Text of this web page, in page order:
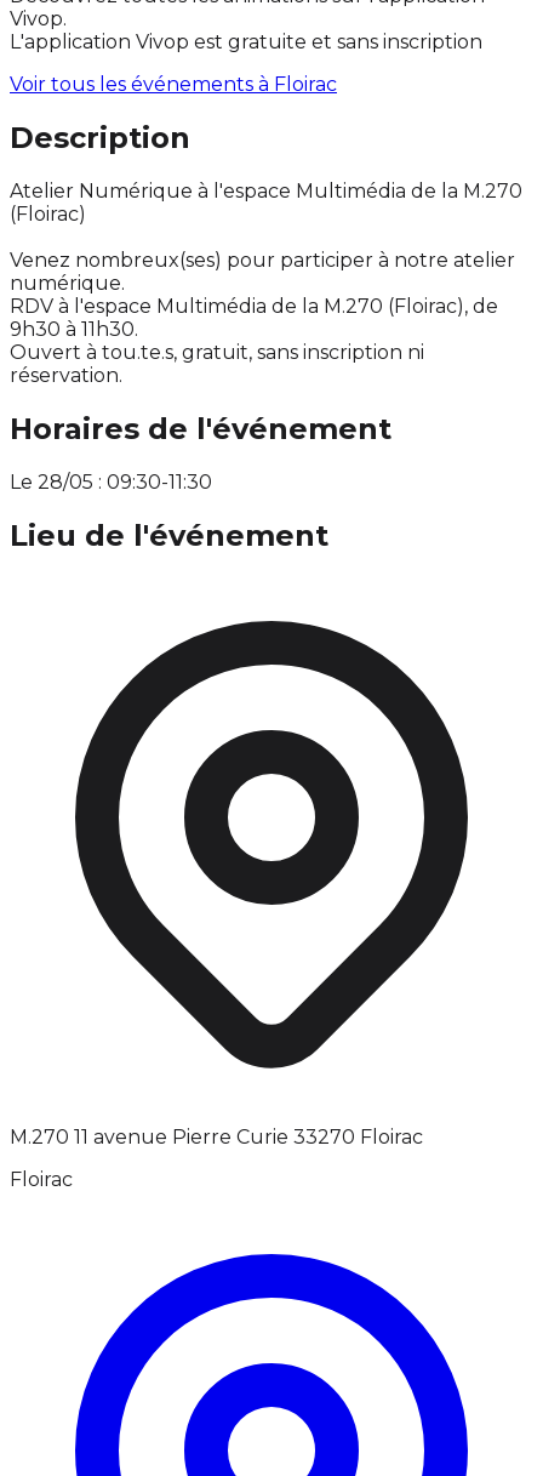
Vivop.
L'application Vivop est gratuite et sans inscription
Voir tous les événements à Floirac
Description
Atelier Numérique à l'espace Multimédia de la M.270
(Floirac)
Venez nombreux(ses) pour participer à notre atelier
numérique.
RDV à l'espace Multimédia de la M.270 (Floirac), de
9h30 à 11h30.
Ouvert à tou.te.s, gratuit, sans inscription ni
réservation.
Horaires de l'événement
Le 28/05 : 09:30-11:30
Lieu de l'événement
M.270 11 avenue Pierre Curie 33270 Floirac
Floirac